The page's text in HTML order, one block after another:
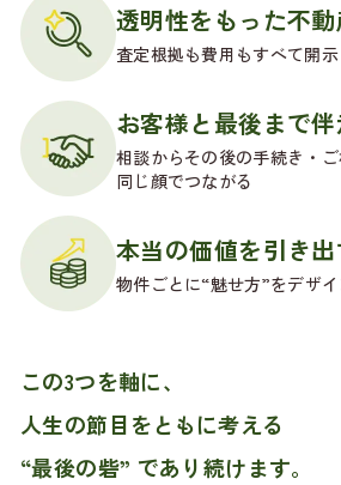
透明性をもった不
査定根拠も費用もすべて開示
お客様と最後まで
相談からその後の手続き・
同じ顔でつながる
本当の価値を引き
物件ごとに“魅せ方”をデザ
この3つを軸に、
人生の節目をともに考える
“最後の砦” であり続けます。